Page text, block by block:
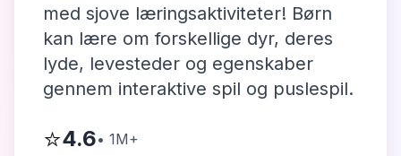
med sjove læringsaktiviteter! Børn
kan lære om forskellige dyr, deres
lyde, levesteder og egenskaber
gennem interaktive spil og puslespil.
⭐4.6• 1M+